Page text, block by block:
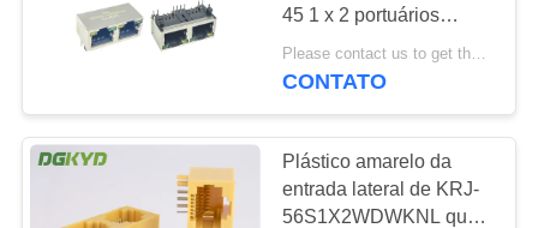
SITEMAP
POLÍTICA
DE
PRIVACIDADE
conector de cat6
45 1 x 2 portuários
Ganged de KRJ-
56S8P8C1X2YGNL 2
Please contact us to get the latest price. MOQ:1 parte
CONTATO
Plástico amarelo da
entrada lateral de KRJ-
56S1X2WDWKNL que